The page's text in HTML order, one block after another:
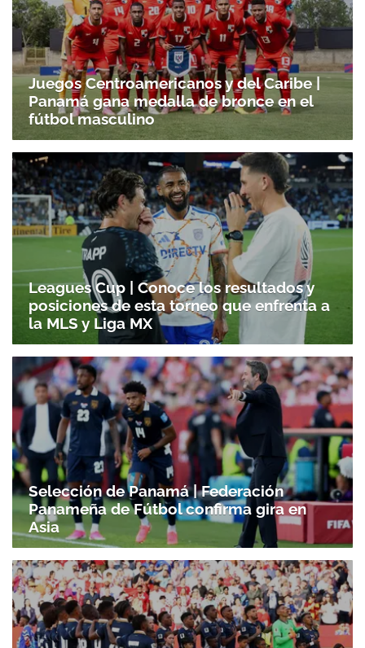
Juegos Centroamericanos y del Caribe |
Panamá gana medalla de bronce en el
fútbol masculino
Leagues Cup | Conoce los resultados y
posiciones de esta torneo que enfrenta a
la MLS y Liga MX
Selección de Panamá | Federación
Panameña de Fútbol confirma gira en
Asia